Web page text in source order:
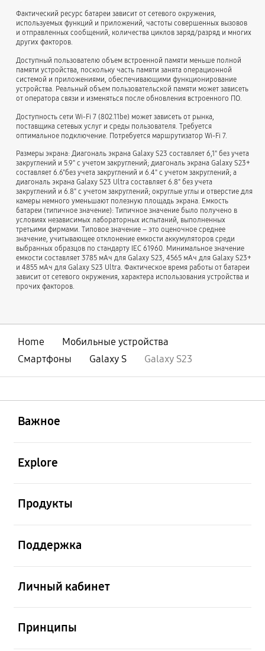
Фактический ресурс батареи зависит от сетевого окружения,
используемых функций и приложений, частоты совершенных вызовов
и отправленных сообщений, количества циклов заряд/разряд и многих
других факторов.
Доступный пользователю объем встроенной памяти меньше полной
памяти устройства, поскольку часть памяти занята операционной
системой и приложениями, обеспечивающими функционирование
устройства. Реальный объем пользовательской памяти может зависеть
от оператора связи и изменяться после обновления встроенного ПО.
Доступность сети Wi-Fi 7 (802.11be) может зависеть от рынка,
поставщика сетевых услуг и среды пользователя. Требуется
оптимальное подключение. Потребуется маршрутизатор Wi-Fi 7.
Размеры экрана: Диагональ экрана Galaxy S23 составляет 6,1" без учета
закруглений и 5.9" с учетом закруглений; диагональ экрана Galaxy S23+
составляет 6.6"без учета закруглений и 6.4" с учетом закруглений; а
диагональ экрана Galaxy S23 Ultra составляет 6.8" без учета
закруглений и 6.8" с учетом закруглений; округлые углы и отверстие для
камеры немного уменьшают полезную площадь экрана. Емкость
батареи (типичное значение): Типичное значение было получено в
условиях независимых лабораторных испытаний, выполненных
третьими фирмами. Типовое значение – это оценочное среднее
значение, учитывающее отклонение емкости аккумуляторов среди
выбранных образцов по стандарту IEC 61960. Минимальное значение
емкости составляет 3785 мАч для Galaxy S23, 4565 мАч для Galaxy S23+
и 4855 мАч для Galaxy S23 Ultra. Фактическое время работы от батареи
зависит от сетевого окружения, характера использования устройства и
прочих факторов.
Home
Мобильные устройства
Смартфоны
Galaxy S Galaxy S23
Важное
Explore
Продукты
Поддержка
Личный кабинет
Принципы